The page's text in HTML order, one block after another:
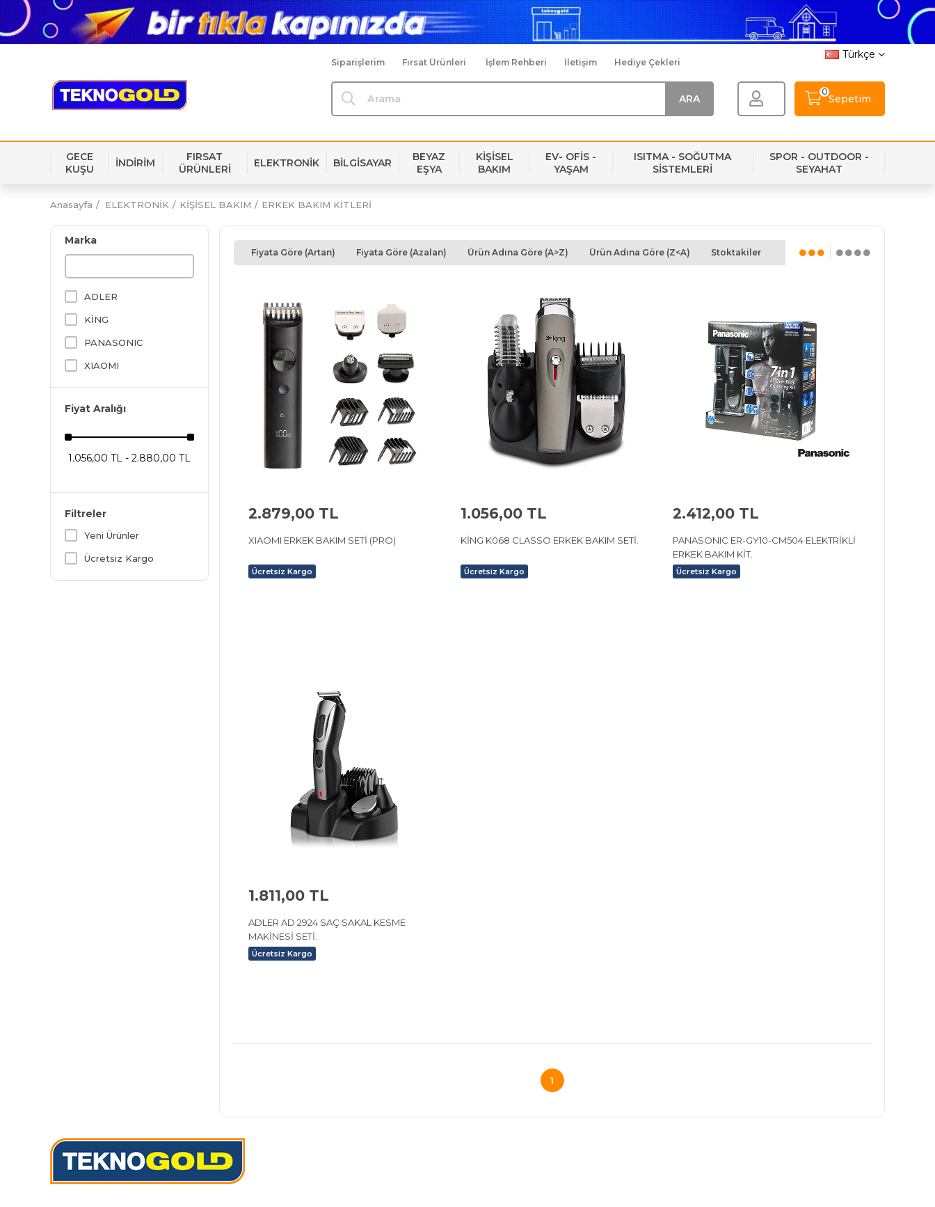
Türkçe
Sepetim
0
Siparişlerim Fırsat Ürünleri İşlem Rehberi İletişim Hediye Çekleri
GECE
KUŞU
İNDİRİM
FIRSAT
ÜRÜNLERİ
ELEKTRONİK BİLGİSAYAR
BEYAZ
EŞYA
KİŞİSEL
BAKIM
EV- OFİS -
YAŞAM
ISITMA - SOĞUTMA
SİSTEMLERİ
SPOR - OUTDOOR -
SEYAHAT
Anasayfa ELEKTRONİK KİŞİSEL BAKIM ERKEK BAKIM KİTLERİ
Marka
ADLER
KİNG
PANASONIC
XIAOMI
Fiyat Aralığı
1.056,00 TL - 2.880,00 TL
Filtreler
Yeni Ürünler
Ücretsiz Kargo
Fiyata Göre (Artan) Fiyata Göre (Azalan) Ürün Adına Göre (A>Z) Ürün Adına Göre (Z<A) Stoktakiler
2.879,00 TL
XIAOMI ERKEK BAKIM SETİ (PRO)
Ücretsiz Kargo
1.056,00 TL
KİNG K068 CLASSO ERKEK BAKIM SETİ.
Ücretsiz Kargo
2.412,00 TL
PANASONIC ER-GY10-CM504 ELEKTRİKLİ
ERKEK BAKIM KİT.
Ücretsiz Kargo
1.811,00 TL
ADLER AD 2924 SAÇ SAKAL KESME
MAKİNESİ SETİ.
Ücretsiz Kargo
1